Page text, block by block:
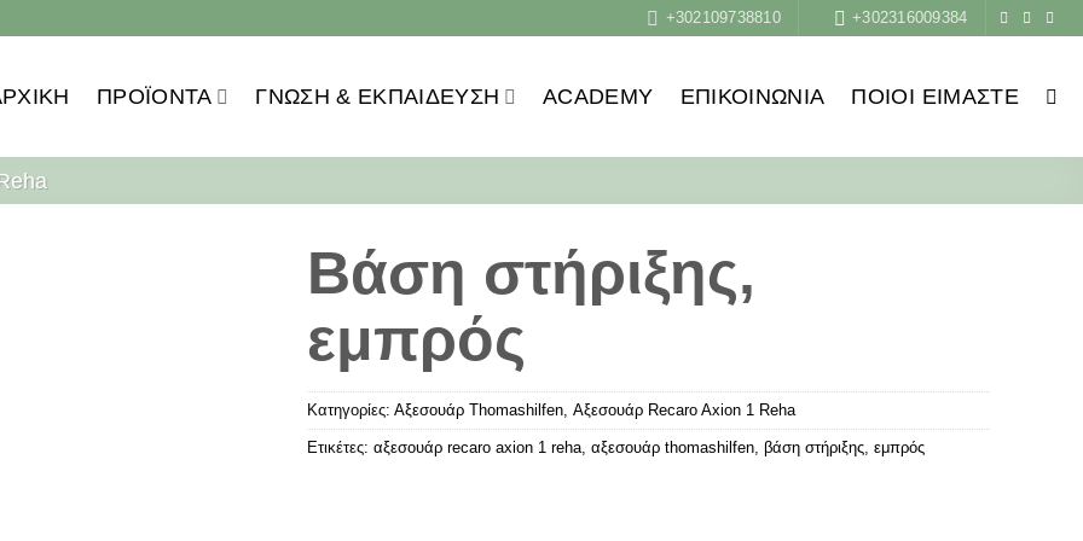
+302109738810 +302316009384
ΠΡΟΪOΝΤΑ ΓΝΏΣΗ & ΕΚΠΑΊΔΕΥΣΗ ACADEMY ΕΠΙΚΟΙΝΩΝΙΑ ΠΟΙΟΙ ΕΊΜΑΣΤΕ
Βάση στήριξης,
εμπρός
Κατηγορίες: Αξεσουάρ Thomashilfen, Αξεσουάρ Recaro Axion 1 Reha
Ετικέτες: αξεσουάρ recaro axion 1 reha, αξεσουάρ thοmashilfen, βάση στήριξης, εμπρός